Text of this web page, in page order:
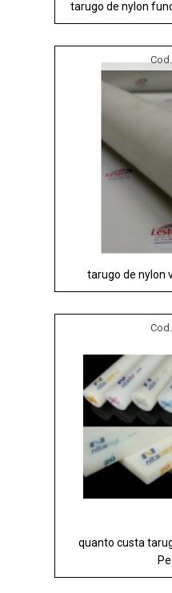
tarugo de nylon
tarugo de nylon
quanto custa